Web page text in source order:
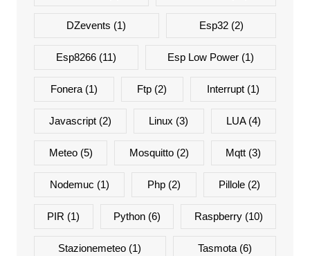
DZevents (1) Esp32(2)
Esp8266(11) Esp Low Power (1)
Fonera(1) Ftp (2) Interrupt (1)
Javascript (2) Linux (3) LUA(4)
Meteo(5) Mosquitto(2) Mqtt (3)
Nodemuc (1) Php(2) Pillole (2)
PIR (1) Python(6) Raspberry(10)
Stazionemeteo (1) Tasmota(6)